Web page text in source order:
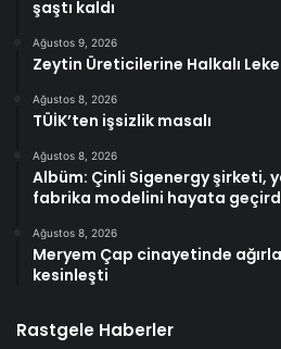
şaştı kaldı
Ağustos 9, 2026
Zeytin Üreticilerine Halkalı Leke
Ağustos 8, 2026
TÜİK’ten işsizlik masalı
Ağustos 8, 2026
Albüm: Çinli Sigenergy şirketi,
fabrika modelini hayata
Ağustos 8, 2026
Meryem Çap cinayetinde
kesinleşti
Rastgele Haberler